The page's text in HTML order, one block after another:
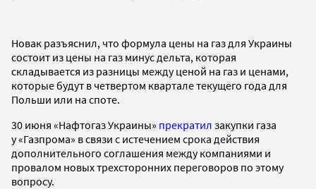
Новак разъяснил, что формула цены на газ для Украины
состоит из цены на газ минус дельта, которая
складывается из разницы между ценой на газ и ценами,
которые будут в четвертом квартале текущего года для
Польши или на споте.
30 июня «Нафтогаз Украины» прекратил закупки газа
у «Газпрома» в связи с истечением срока действия
дополнительного соглашения между компаниями и
провалом новых трехсторонних переговоров по этому
вопросу.